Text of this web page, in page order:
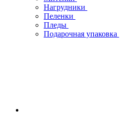
Нагрудники
Пеленки
Пледы
Подарочная упаковка